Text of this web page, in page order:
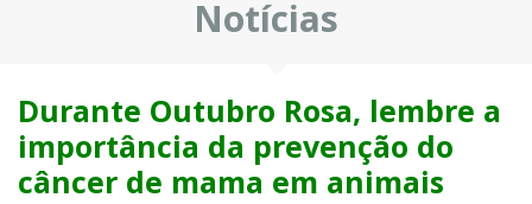
Notícias
Durante Outubro Rosa, lembre a
importância da prevenção do
câncer de mama em animais